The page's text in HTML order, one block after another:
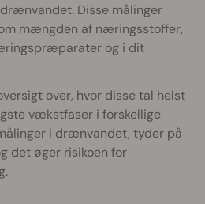
Disse målinger
mængden af næringsstoffer,
og i dit
over, hvor disse tal helst
vækstfaser i forskellige
i drænvandet, tyder på
det øger risikoen for